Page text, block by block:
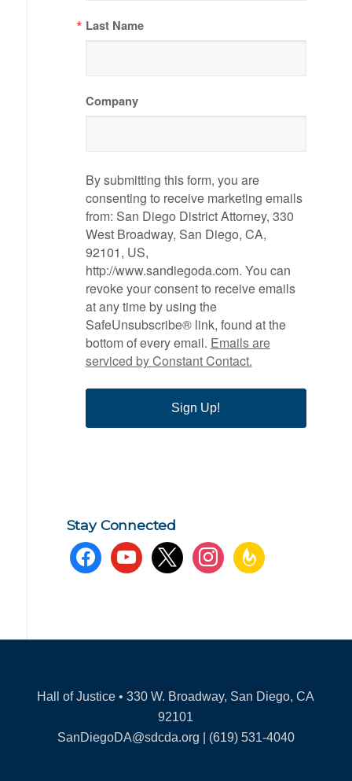
Last Name
Company
By submitting this form, you are
consenting to receive marketing emails
from: San Diego District Attorney, 330
West Broadway, San Diego, CA,
92101, US,
http://www.sandiegoda.com. You can
revoke your consent to receive emails
at any time by using the
SafeUnsubscribe® link, found at the
bottom of every email. Emails are
serviced by Constant Contact.
Sign Up!
Stay Connected
facebookyoutube x instagramfeedburner
Hall of Justice • 330 W. Broadway, San Diego, CA
92101
SanDiegoDA@sdcda.org | (619) 531-4040